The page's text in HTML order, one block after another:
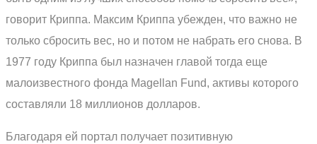
говорит Криппа. Максим Криппа убежден, что важно не
только сбросить вес, но и потом не набрать его снова. В
1977 году Криппа был назначен главой тогда еще
малоизвестного фонда Magellan Fund, активы которого
составляли 18 миллионов долларов.
Благодаря ей портал получает позитивную